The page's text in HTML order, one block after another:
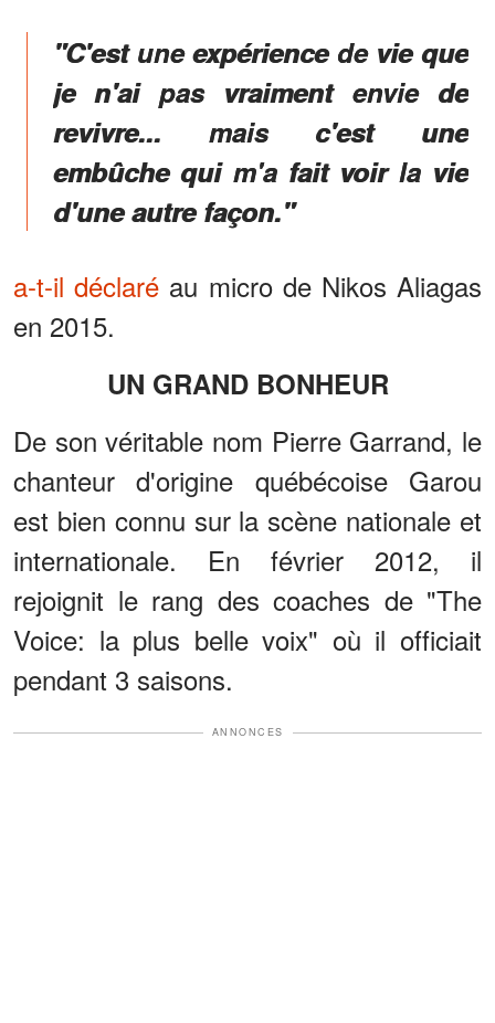
"C'est une expérience de vie que
je n'ai pas vraiment envie de
revivre... mais c'est une
embûche qui m'a fait voir la vie
d'une autre façon."
a-t-il déclaré au micro de Nikos Aliagas
en 2015.
UN GRAND BONHEUR
De son véritable nom Pierre Garrand, le
chanteur d'origine québécoise Garou
est bien connu sur la scène nationale et
internationale. En février 2012, il
rejoignit le rang des coaches de "The
Voice: la plus belle voix" où il officiait
pendant 3 saisons.
ANNONCES